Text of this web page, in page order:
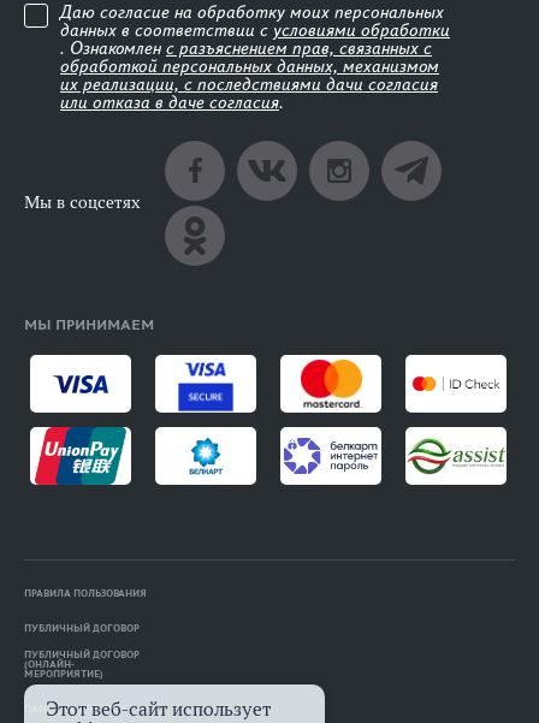
Даю согласие на обработку моих персональных
данных в соответствии с условиями обработки
. Ознакомлен с разъяснением прав, связанных с
обработкой персональных данных, механизмом
их реализации, с последствиями дачи согласия
или отказа в даче согласия.
Мы в соцсетях
МЫ ПРИНИМАЕМ
ПРАВИЛА ПОЛЬЗОВАНИЯ
ПУБЛИЧНЫЙ ДОГОВОР
ПУБЛИЧНЫЙ ДОГОВОР
(ОНЛАЙН-
МЕРОПРИЯТИЕ)
ПАМЯТКА АВТОРАМ
Этот веб-сайт использует